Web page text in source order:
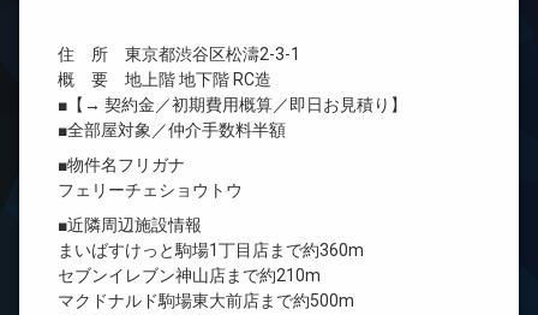
住 所 東京都渋谷区松濤2-3-1
概 要 地上階 地下階 RC造
■【→ 契約金／初期費用概算／即日お見積り】
■全部屋対象／仲介手数料半額
■物件名フリガナ
フェリーチェショウトウ
■近隣周辺施設情報
まいばすけっと駒場1丁目店まで約360m
セブンイレブン神山店まで約210m
マクドナルド駒場東大前店まで約500m